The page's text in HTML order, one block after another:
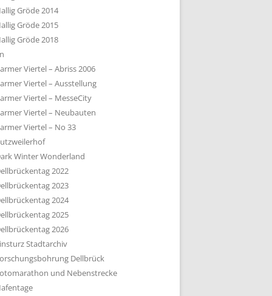
Gröde 2014
Gröde 2015
Gröde 2018
Viertel – Abriss 2006
Viertel – Ausstellung
Viertel – MesseCity
Viertel – Neubauten
Viertel – No 33
Winter Wonderland
2022
2023
2024
2025
2026
Stadtarchiv
Dellbrück
und Nebenstrecke